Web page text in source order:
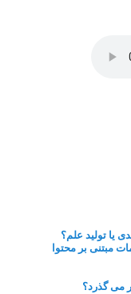
یا تولید علم؟
مبتنی بر محتوا
می گذرد؟